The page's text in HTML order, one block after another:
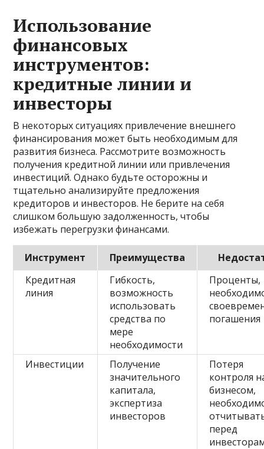
Использование
финансовых
инструментов:
кредитные линии и
инвесторы
В некоторых ситуациях привлечение внешнего
финансирования может быть необходимым для
развития бизнеса. Рассмотрите возможность
получения кредитной линии или привлечения
инвестиций. Однако будьте осторожны и
тщательно анализируйте предложения
кредиторов и инвесторов. Не берите на себя
слишком большую задолженность, чтобы
избежать перегрузки финансами.
Инструмент Преимущества
Кредитная
линия
Гибкость,
возможность
использовать
средства по
мере
необходимости
Проценты,
погашения
Инвестиции
Получение
значительного
капитала,
экспертиза
инвесторов
Потеря
контроля
бизнесом,
перед